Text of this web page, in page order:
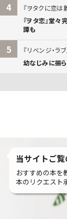
4
ヲタクに恋は
『ヲタ恋』堂
譚も
5
リベンジ・ラブ
幼なじみに振ら
当サイトご覧
おすすめの本を
本のリクエスト